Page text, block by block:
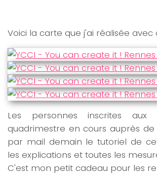
Voici la carte que j'ai réalisée avec
Les personnes inscrites
quadrimestre en cours auprès
par mail demain le tutoriel de
les explications et toutes les
C'est mon petit cadeau pour les